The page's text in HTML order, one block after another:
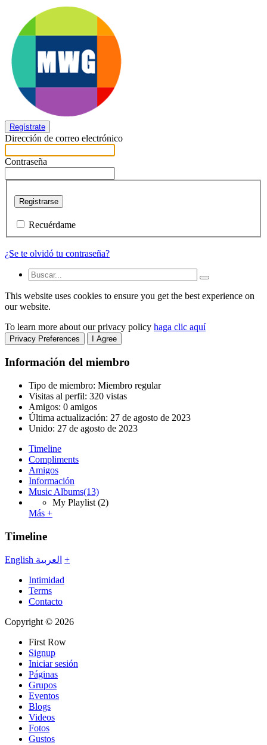
Regístrate
Dirección de correo electrónico
Contraseña
Registrarse
Recuérdame
¿Se te olvidó tu contraseña?
This website uses cookies to ensure you get the best experience on
our website.
To learn more about our privacy policy haga clic aquí
Privacy Preferences I Agree
Información del miembro
Tipo de miembro: Miembro regular
Visitas al perfil: 320 vistas
Amigos: 0 amigos
Última actualización: 27 de agosto de 2023
Unido: 27 de agosto de 2023
Timeline
Compliments
Amigos
Información
Music Albums(13)
My Playlist (2)
Más +
Timeline
English العربية +
Intimidad
Terms
Contacto
Copyright © 2026
First Row
Signup
Iniciar sesión
Páginas
Grupos
Eventos
Blogs
Videos
Fotos
Gustos